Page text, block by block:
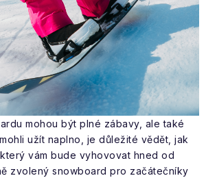
mohou být plné zábavy, ale také
užít naplno, je důležité vědět, jak
vám bude vyhovovat hned od
zvolený snowboard pro začátečníky